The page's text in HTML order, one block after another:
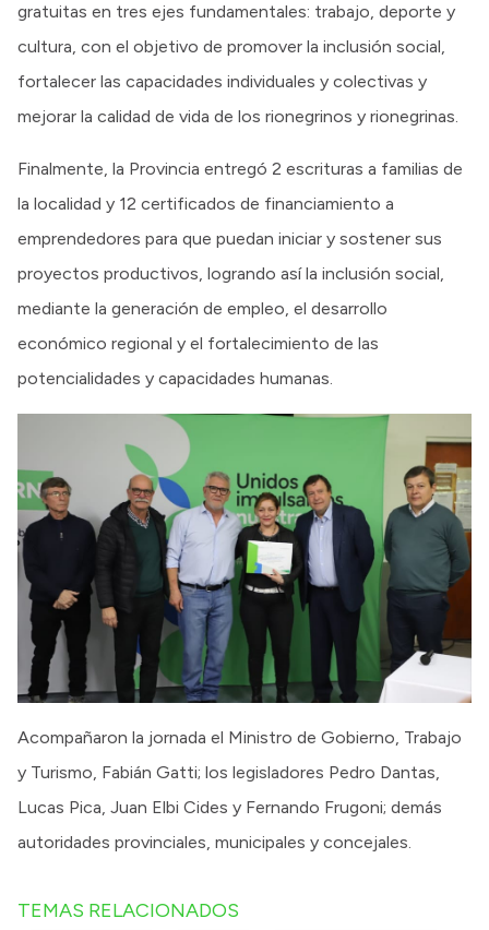
gratuitas en tres ejes fundamentales: trabajo, deporte y
cultura, con el objetivo de promover la inclusión social,
fortalecer las capacidades individuales y colectivas y
mejorar la calidad de vida de los rionegrinos y rionegrinas.
Finalmente, la Provincia entregó 2 escrituras a familias de
la localidad y 12 certificados de financiamiento a
emprendedores para que puedan iniciar y sostener sus
proyectos productivos, logrando así la inclusión social,
mediante la generación de empleo, el desarrollo
económico regional y el fortalecimiento de las
potencialidades y capacidades humanas.
Acompañaron la jornada el Ministro de Gobierno, Trabajo
y Turismo, Fabián Gatti; los legisladores Pedro Dantas,
Lucas Pica, Juan Elbi Cides y Fernando Frugoni; demás
autoridades provinciales, municipales y concejales.
TEMAS RELACIONADOS